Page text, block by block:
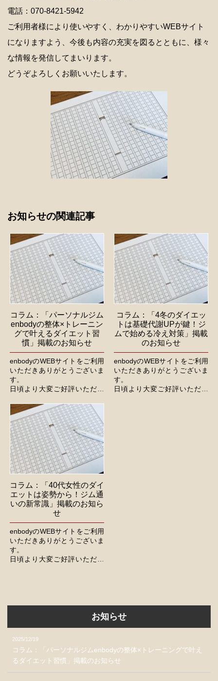
電話：070-8421-5942
ご利用者様により使いやすく、わかりやすいWEBサイト
になりますよう、今後も内容の充実を図るとともに、様々
な情報を発信してまいります。
どうぞよろしくお願いいたします。
お知らせの関連記事
コラム：「パーソナルジム
enbodyの整体×トレーニン
グで叶えるダイエット習
慣」掲載のお知らせ
enbodyのWEBサイトをご利用
いただきありがとうございま
す。
日頃より大変ご好評いただい
記事を公開いたしました。
今後とも、より一層のご活用
をくださいますよう、よろし...
コラム：「4冬のダイエッ
トは基礎代謝UPが鍵！ジ
ムで始める冷え対策」掲載
のお知らせ
enbodyのWEBサイトをご利用
いただきありがとうございま
す。
日頃より大変ご好評いただい
コラム：「40代女性のダイ
エットは姿勢から！ジム通
いの新常識」掲載のお知ら
せ
enbodyのWEBサイトをご利用
いただきありがとうございま
す。
日頃より大変ご好評いただい
お知らせ
2025/12/19
コラム：「パーソナルジムenbodyの整体×トレーニングで叶え
るダイエット習慣」掲載のお知らせ